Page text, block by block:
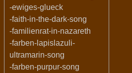
-ewiges-glueck
-faith-in-the-dark-song
-familienrat-in-nazareth
-farben-lapislazuli-
ultramarin-song
-farben-purpur-song